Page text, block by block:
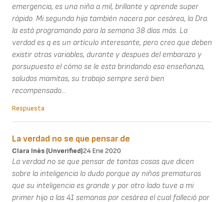
emergencia, es una niña a mil, brillante y aprende super
rápido. Mi segunda hija también nacera por cesárea, la Dra.
la está programando para la semana 38 días más. La
verdad es q es un artículo interesante, pero creo que deben
existir otras variables, durante y despues del embarazo y
porsupuesto el cómo se le esta brindando esa enseñanza,
saludos mamitas, su trabajo sempre será bien
recompensado...
Respuesta
La verdad no se que pensar de
Clara Inés (unverified)24 Ene 2020
La verdad no se que pensar de tantas cosas que dicen
sobre la inteligencia lo dudo porque ay niños prematuros
que su inteligencia es grande y por otro lado tuve a mi
primer hijo a las 41 semanas por cesárea el cual falleció por